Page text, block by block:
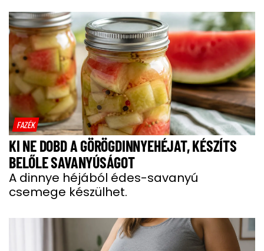
FAZÉK
KI NE DOBD A GÖRÖGDINNYEHÉJAT, KÉSZÍTS
BELŐLE SAVANYÚSÁGOT
A dinnye héjából édes-savanyú
csemege készülhet.